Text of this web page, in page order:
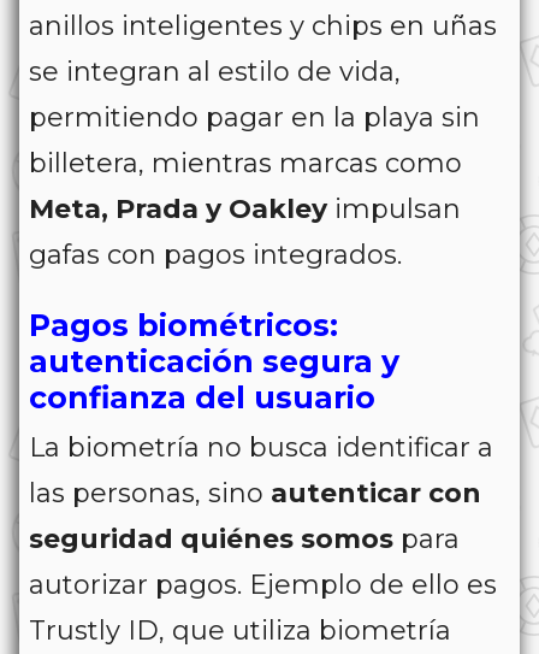
anillos inteligentes y chips en uñas
se integran al estilo de vida,
permitiendo pagar en la playa sin
billetera, mientras marcas como
Meta, Prada y Oakleyimpulsan
gafas con pagos integrados.
Pagos biométricos:
autenticación segura y
confianza del usuario
La biometría no busca identificar a
las personas, sino autenticar con
seguridad quiénes somos para
autorizar pagos. Ejemplo de ello es
Trustly ID, que utiliza biometría